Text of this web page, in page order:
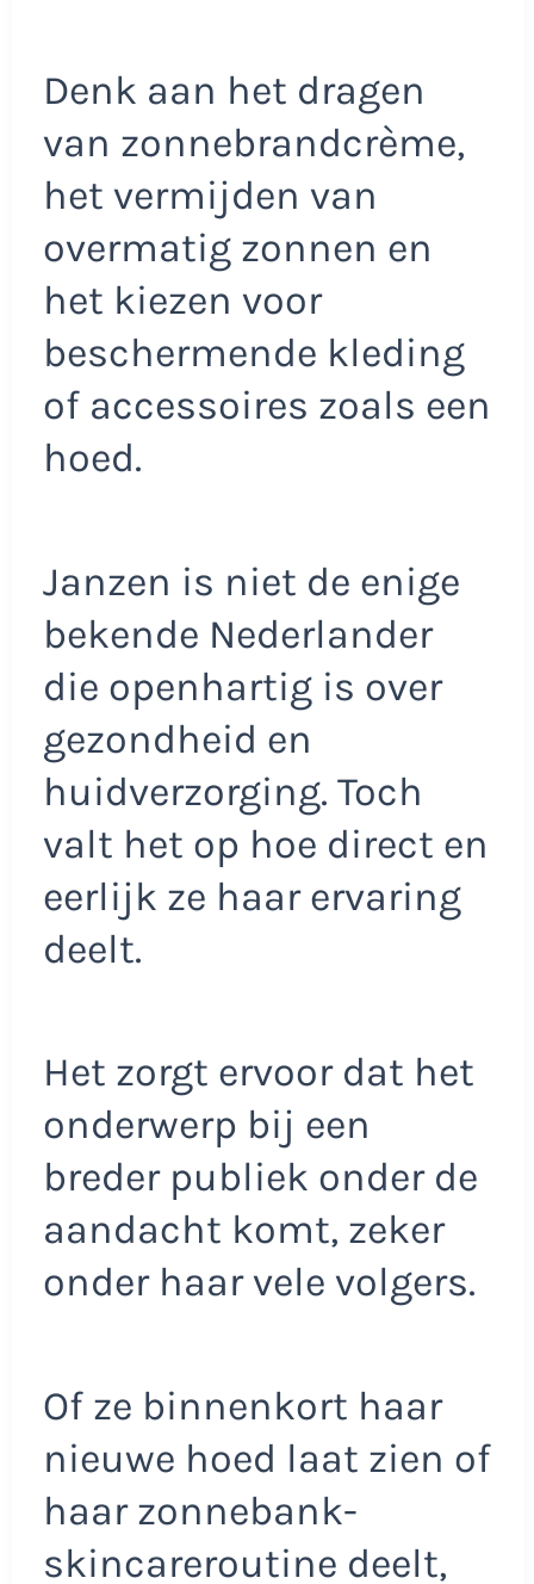
Denk aan het dragen
van zonnebrandcrème,
het vermijden van
overmatig zonnen en
het kiezen voor
beschermende kleding
of accessoires zoals een
hoed.
Janzen is niet de enige
bekende Nederlander
die openhartig is over
gezondheid en
huidverzorging. Toch
valt het op hoe direct en
eerlijk ze haar ervaring
deelt.
Het zorgt ervoor dat het
onderwerp bij een
breder publiek onder de
aandacht komt, zeker
onder haar vele volgers.
Of ze binnenkort haar
nieuwe hoed laat zien of
haar zonnebank-
skincareroutine deelt,